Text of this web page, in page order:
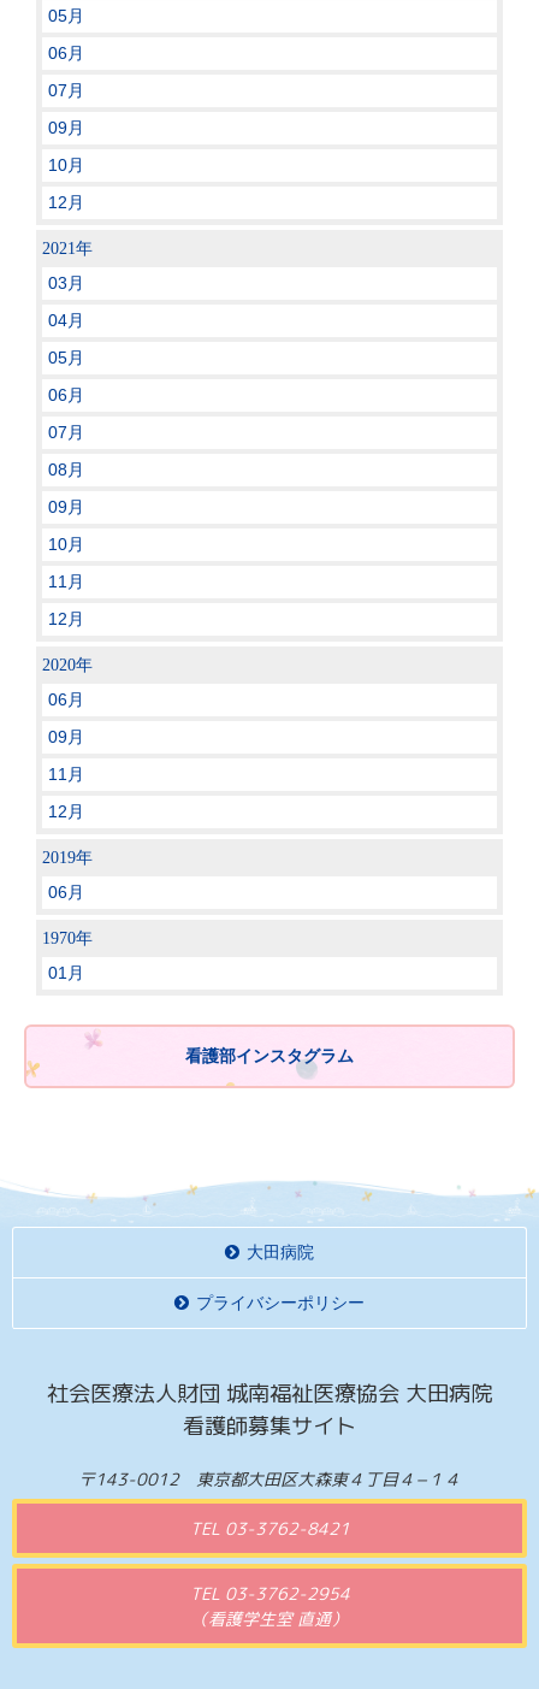
05月
06月
07月
09月
10月
12月
2021年
03月
04月
05月
06月
07月
08月
09月
10月
11月
12月
2020年
06月
09月
11月
12月
2019年
06月
1970年
01月
看護部インスタグラム
大田病院
プライバシーポリシー
社会医療法人財団 城南福祉医療協会 大田病院
看護師募集サイト
〒143-0012 東京都大田区大森東４丁目４−１４
TEL 03-3762-8421
TEL 03-3762-2954
（看護学生室 直通）